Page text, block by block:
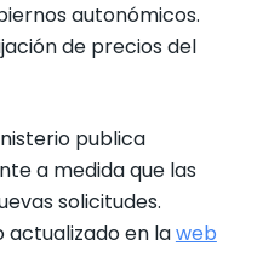
autonómicos.
de precios del
publica
a medida que las
solicitudes.
actualizado en laweb